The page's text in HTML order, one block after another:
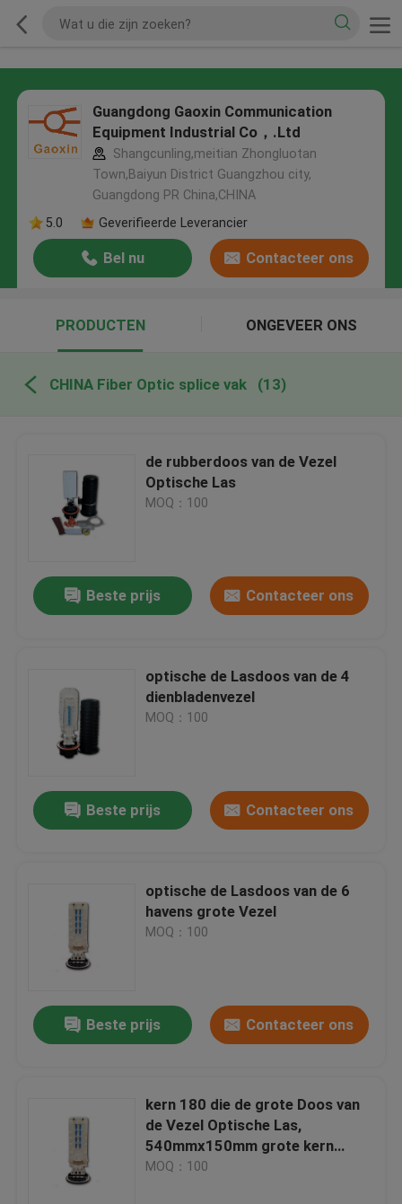
Guangdong Gaoxin Communication
Equipment Industrial Co，.Ltd
Shangcunling,meitian Zhongluotan
Town,Baiyun District Guangzhou city,
Guangdong PR China,CHINA
5.0
Geverifieerde Leverancier
Bel nu Contacteer ons
PRODUCTEN ONGEVEER ONS
CHINA Fiber Optic splice vak (13)
de rubberdoos van de Vezel
Optische Las
MOQ：100
Beste prijs Contacteer ons
optische de Lasdoos van de 4
dienbladenvezel
MOQ：100
Beste prijs Contacteer ons
optische de Lasdoos van de 6
havens grote Vezel
MOQ：100
Beste prijs Contacteer ons
kern 180 die de grote Doos van
de Vezel Optische Las,
540mmx150mm grote kern
verzegelen
MOQ：100